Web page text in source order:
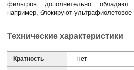
фильтров дополнительно обладают
например, блокируют ультрафиолетовое
Технические характеристики
Кратность нет